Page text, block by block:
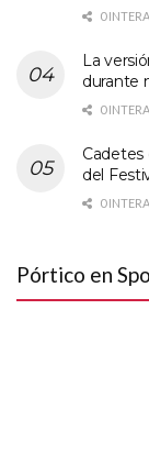
0
La
durante
0
Cadetes
del
0
Pórtico en